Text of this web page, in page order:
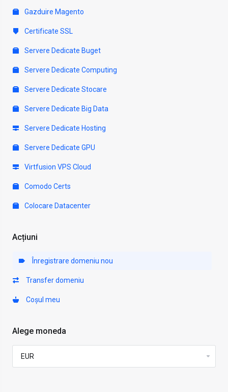
Gazduire Magento
Certificate SSL
Servere Dedicate Buget
Servere Dedicate Computing
Servere Dedicate Stocare
Servere Dedicate Big Data
Servere Dedicate Hosting
Servere Dedicate GPU
Virtfusion VPS Cloud
Comodo Certs
Colocare Datacenter
Acțiuni
Înregistrare domeniu nou
Transfer domeniu
Coșul meu
Alege moneda